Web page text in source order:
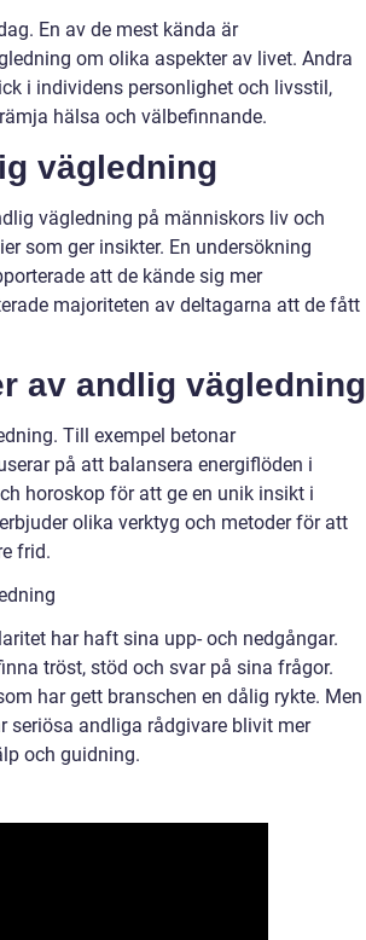
En av de mest kända är
om olika aspekter av livet. Andra
i individens personlighet och livsstil,
hälsa och välbefinnande.
vägledning
vägledning på människors liv och
som ger insikter. En undersökning
att de kände sig mer
majoriteten av deltagarna att de fått
av andlig vägledning
Till exempel betonar
på att balansera energiflöden i
horoskop för att ge en unik insikt i
olika verktyg och metoder för att
frid.
har haft sina upp- och nedgångar.
tröst, stöd och svar på sina frågor.
har gett branschen en dålig rykte. Men
seriösa andliga rådgivare blivit mer
och guidning.